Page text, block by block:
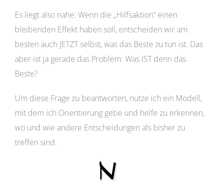
Es liegt also nahe: Wenn die „Hilfsaktion“ einen
bleibenden Effekt haben soll, entscheiden wir am
besten auch JETZT selbst, was das Beste zu tun ist. Das
aber ist ja gerade das Problem: Was IST denn das
Beste?
Um diese Frage zu beantworten, nutze ich ein Modell,
mit dem ich Orientierung gebe und helfe zu erkennen,
wo und wie andere Entscheidungen als bisher zu
treffen sind.